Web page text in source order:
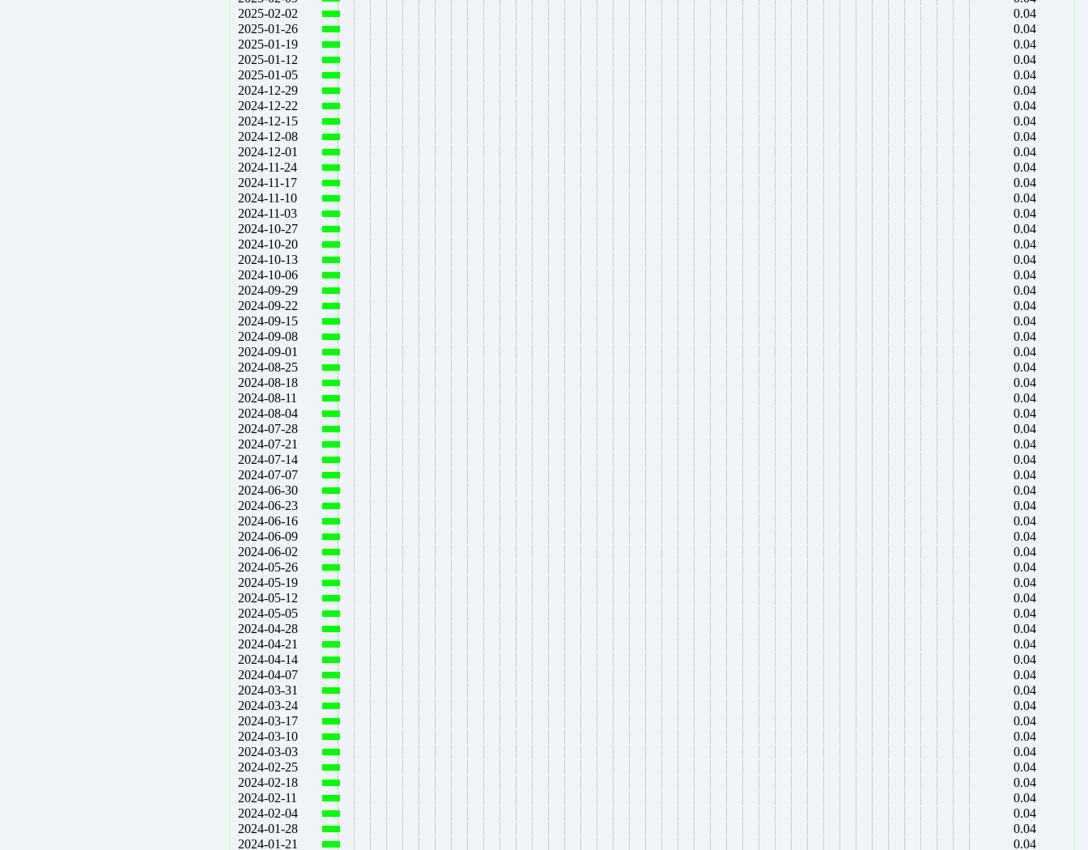
2025-02-02
0.04
2025-01-26
0.04
2025-01-19
0.04
2025-01-12
0.04
2025-01-05
0.04
2024-12-29
0.04
2024-12-22
0.04
2024-12-15
0.04
2024-12-08
0.04
2024-12-01
0.04
2024-11-24
0.04
2024-11-17
0.04
2024-11-10
0.04
2024-11-03
0.04
2024-10-27
0.04
2024-10-20
0.04
2024-10-13
0.04
2024-10-06
0.04
2024-09-29
0.04
2024-09-22
0.04
2024-09-15
0.04
2024-09-08
0.04
2024-09-01
0.04
2024-08-25
0.04
2024-08-18
0.04
2024-08-11
0.04
2024-08-04
0.04
2024-07-28
0.04
2024-07-21
0.04
2024-07-14
0.04
2024-07-07
0.04
2024-06-30
0.04
2024-06-23
0.04
2024-06-16
0.04
2024-06-09
0.04
2024-06-02
0.04
2024-05-26
0.04
2024-05-19
0.04
2024-05-12
0.04
2024-05-05
0.04
2024-04-28
0.04
2024-04-21
0.04
2024-04-14
0.04
2024-04-07
0.04
2024-03-31
0.04
2024-03-24
0.04
2024-03-17
0.04
2024-03-10
0.04
2024-03-03
0.04
2024-02-25
0.04
2024-02-18
0.04
2024-02-11
0.04
2024-02-04
0.04
2024-01-28
0.04
2024-01-21
0.04